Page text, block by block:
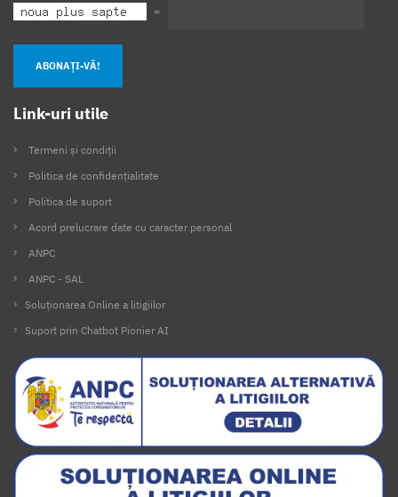
=
ABONAȚI-VĂ!
Link-uri utile
Termeni și condiții
Politica de confidențialitate
Politica de suport
Acord prelucrare date cu caracter personal
ANPC
ANPC - SAL
Soluționarea Online a litigiilor
Suport prin Chatbot Pionier AI